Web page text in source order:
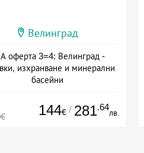
Велинград
оферта 3=4: Велинград -
изхранване и минерални
басейни
144€ / 281.64
лв.